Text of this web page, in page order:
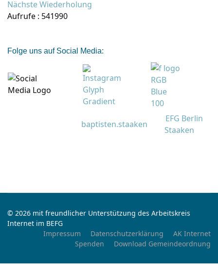
Nächste Wiederholung
Aufrufe : 541990
Folge uns auf Social Media:
baptisten.staaken
EFG Berlin
Staaken
© 2026 mit freundlicher Unterstützung des Arbeitskreis
Internet im BEFG
Impressum
Datenschutzerklärung
AK Internet
Spenden
Download Gemeindeordnung